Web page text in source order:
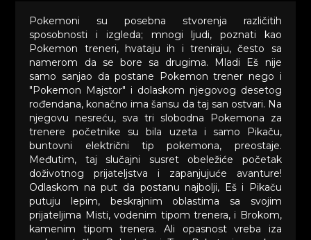
Pokemoni su posebna stvorenja različitih
sposobnosti i izgleda; mnogi ljudi, poznati kao
Pokemon treneri, hvataju ih i treniraju, često sa
namerom da se bore sa drugima. Mladi Eš nije
samo sanjao da postane Pokemon trener nego i
"Pokemon Majstor" i dolaskom njegovog desetog
rođendana, konačno ima šansu da taj san ostvari. Na
njegovu nesreću, sva tri slobodna Pokemona za
trenere početnike su bila uzeta i samo Pikaču,
buntovni električni tip pokemona, preostaje.
Međutim, taj slučajni susret obeležiće početak
doživotnog prijateljstva i zapanjujuće avanture!
Odlaskom na put da postanu najbolji, Eš i Pikaču
putuju lepim, beskrajnim oblastima sa svojim
prijateljima Misti, vodenim tipom trenera, i Brokom,
kamenim tipom trenera. Ali opasnost vreba iza